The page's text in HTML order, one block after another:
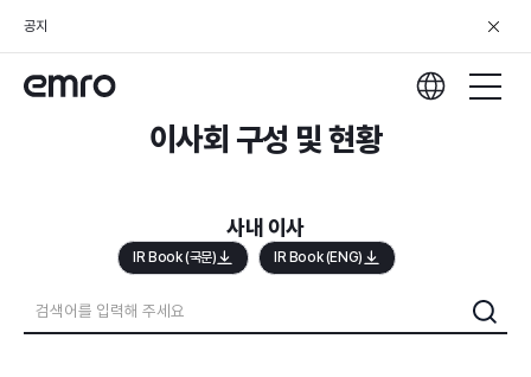
공지
이사회 구성 및 현황
사내 이사
IR Book (국문) IR Book (ENG)